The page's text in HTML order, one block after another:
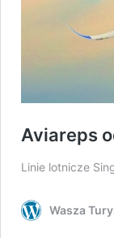
Aviareps
Linie lotnicze
Wasza